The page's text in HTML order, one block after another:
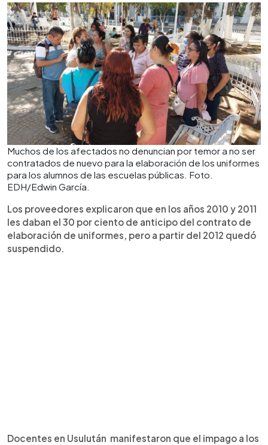
Muchos de los afectados no denuncian por temor a no ser
contratados de nuevo para la elaboración de los uniformes
para los alumnos de las escuelas públicas. Foto.
EDH/Edwin García.
Los proveedores explicaron que en los años 2010 y 2011
les daban el 30 por ciento de anticipo del contrato de
elaboración de uniformes, pero a partir del 2012 quedó
suspendido.
Docentes en Usulután manifestaron que el impago a los